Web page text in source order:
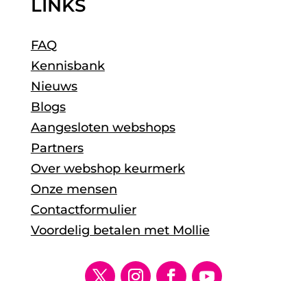
LINKS
FAQ
Kennisbank
Nieuws
Blogs
Aangesloten webshops
Partners
Over webshop keurmerk
Onze mensen
Contactformulier
Voordelig betalen met Mollie